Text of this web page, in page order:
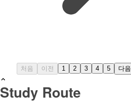
처음 이전 1 2 3 4 5 다음
Study Route